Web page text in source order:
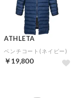
ATHLETA
ベンチコート(ネイビー)
￥19,800